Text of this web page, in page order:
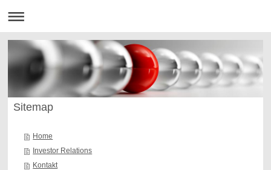
Sitemap
Home
Investor Relations
Kontakt